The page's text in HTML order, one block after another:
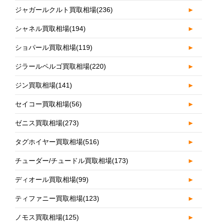
ジャガールクルト買取相場(236) ►
シャネル買取相場(194) ►
ショパール買取相場(119) ►
ジラールペルゴ買取相場(220) ►
ジン買取相場(141) ►
セイコー買取相場(56) ►
ゼニス買取相場(273) ►
タグホイヤー買取相場(516) ►
チューダー/チュードル買取相場(173) ►
ディオール買取相場(99) ►
ティファニー買取相場(123) ►
ノモス買取相場(125) ►